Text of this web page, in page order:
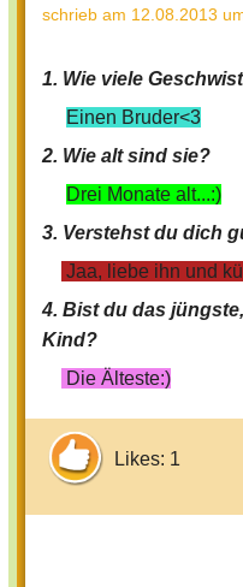
schrieb am 12.08.2013
1. Wie viele
Einen Bruder<3
2. Wie alt sind sie?
Drei Monate alt...:)
3. Verstehst du dich
Jaa, liebe ihn und
4. Bist du das
Kind?
Die Älteste:)
Likes: 1